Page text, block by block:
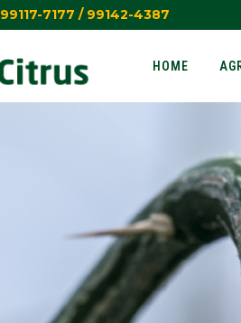
99117-7177 / 99142-4387
HOME